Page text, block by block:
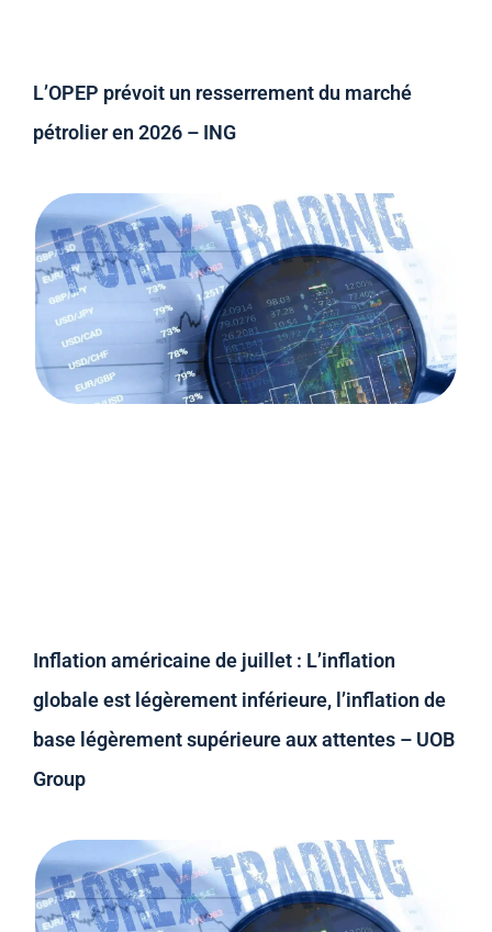
L’OPEP prévoit un resserrement du marché
pétrolier en 2026 – ING
Inflation américaine de juillet : L’inflation
globale est légèrement inférieure, l’inflation de
base légèrement supérieure aux attentes – UOB
Group